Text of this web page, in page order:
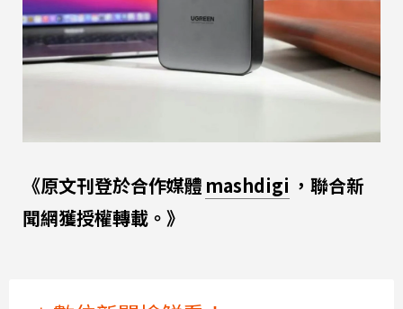
《原文刊登於合作媒體 mashdigi ，聯合新
聞網獲授權轉載。》